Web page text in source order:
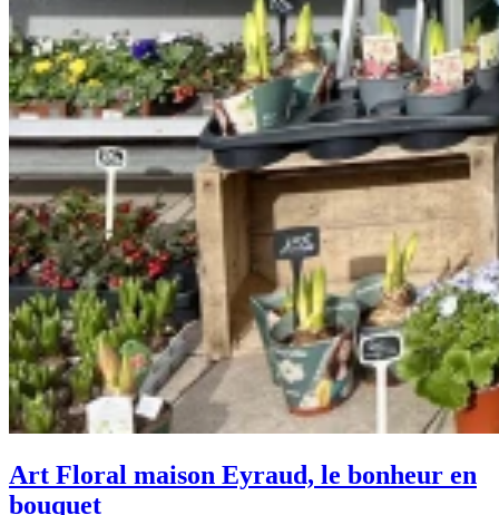
Art Floral maison Eyraud, le bonheur en
bouquet